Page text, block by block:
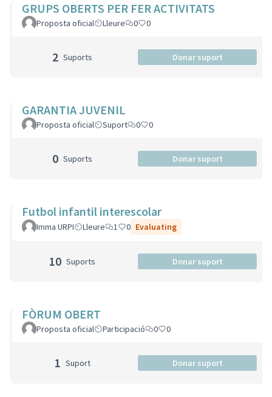
GRUPS OBERTS PER FER ACTIVITATS
Proposta oficial Lleure 0 0
2 Suports Donar suport
GARANTIA JUVENIL
Proposta oficial Suport 0 0
0 Suports Donar suport
Futbol infantil interescolar
Imma URPI Lleure 1 0 Evaluating
10 Suports Donar suport
FÒRUM OBERT
Proposta oficial Participació 0 0
1 Suport Donar suport